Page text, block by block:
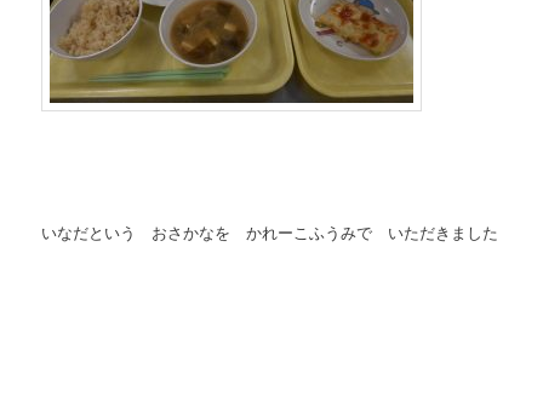
いなだという おさかなを かれーこふうみで いただきました